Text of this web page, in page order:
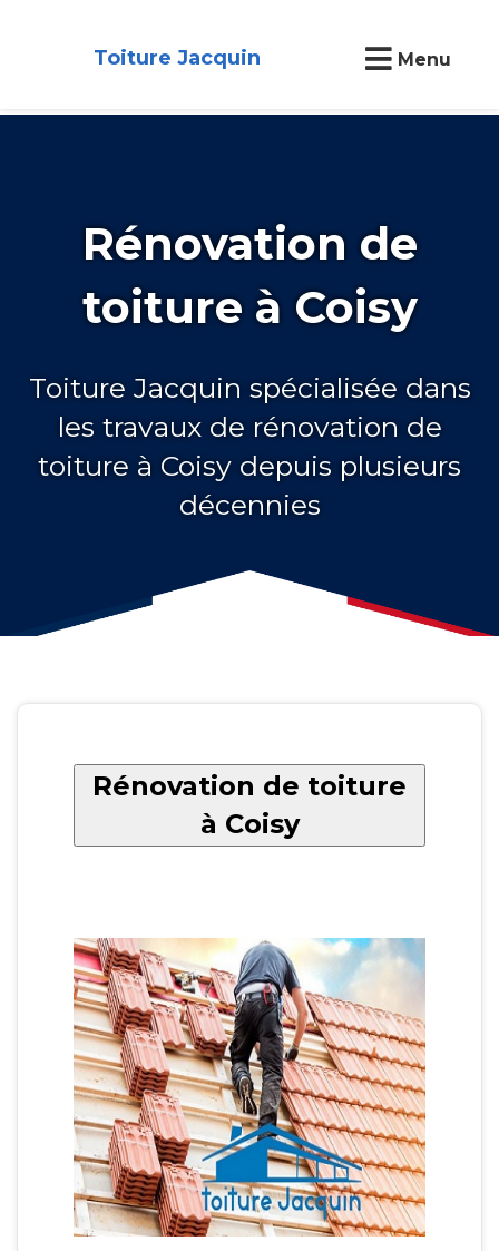
Toiture Jacquin Menu
Rénovation de
toiture à Coisy
Toiture Jacquin spécialisée dans
les travaux de rénovation de
toiture à Coisy depuis plusieurs
décennies
Rénovation de toiture
à Coisy